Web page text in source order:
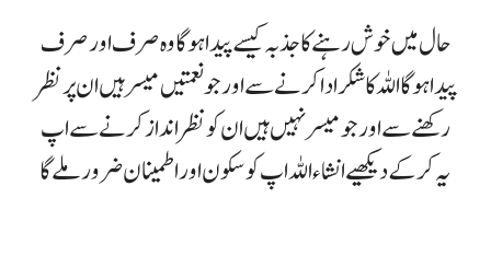
حال میں خوش رہنے کا جذبہ کیسے پیدا ہوگا وہ صرف اور صرف
پیدا ہوگا اللہ کا شکر ادا کرنے سے اور جو نعمتیں میسر ہیں ان پر نظر
رکھنے سے اور جو میسر نہیں ہیں ان کو نظر انداز کرنے سے اپ
یہ کر کے دیکھیے انشاءاللہ اپ کو سکون اور اطمینان ضرور ملے گا